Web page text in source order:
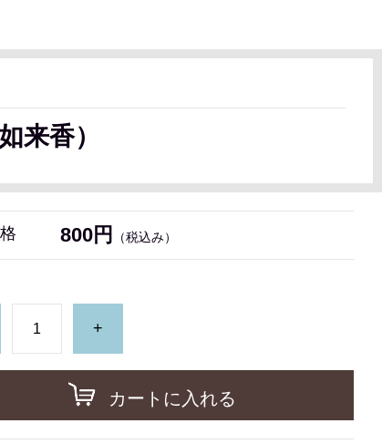
来香）
800円 （税込み）
+
カートに入れる